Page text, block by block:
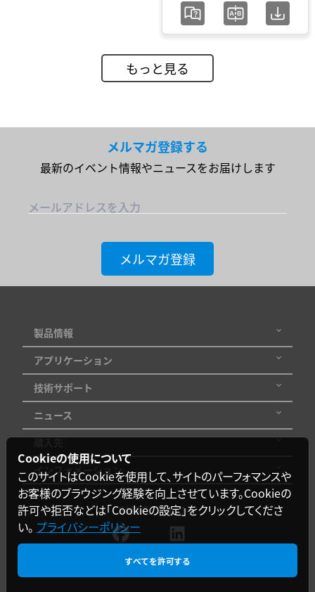
もっと見る
メルマガ登録する
最新のイベント情報やニュースをお届けします
メールアドレスを入力
メルマガ登録
製品情報
アプリケーション
技術サポート
ニュース
インフォメーション
SNSをフォロー
Cookieの使用について
このサイトはCookieを使用して、サイトのパーフォマンスや
お客様のブラウジング経験を向上させています。Cookieの
許可や拒否などは「Cookieの設定」をクリックしてくださ
い。 プライバシーポリシー
すべてを許可する